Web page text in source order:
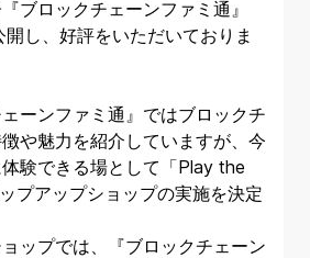
ブロックチェーンファミ通』
し、好評をいただいておりま
ーンファミ通』ではブロックチ
や魅力を紹介していますが、今
験できる場として「Play the
プアップショップの実施を決定
ップでは、『ブロックチェーン